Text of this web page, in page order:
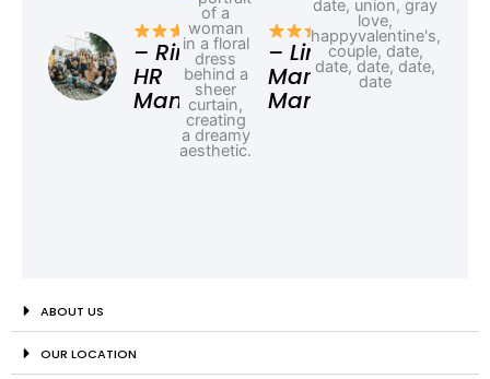
– Rina,
HR
Manager
– Linda,
Marketing
Manager
ABOUT US
OUR LOCATION